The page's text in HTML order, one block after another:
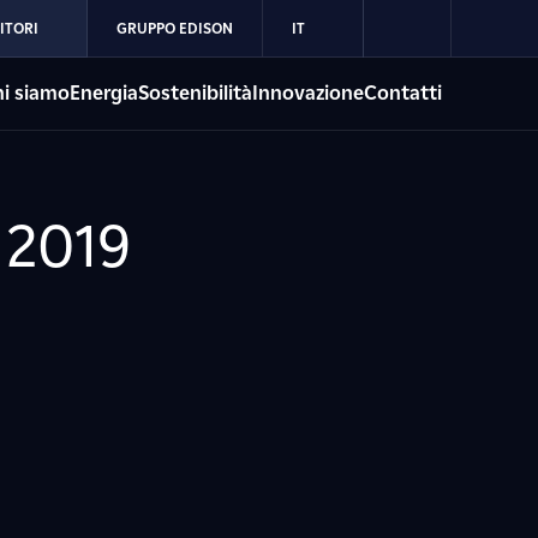
GRUPPO EDISON IT
siamoEnergiaSostenibilitàInnovazioneContatti